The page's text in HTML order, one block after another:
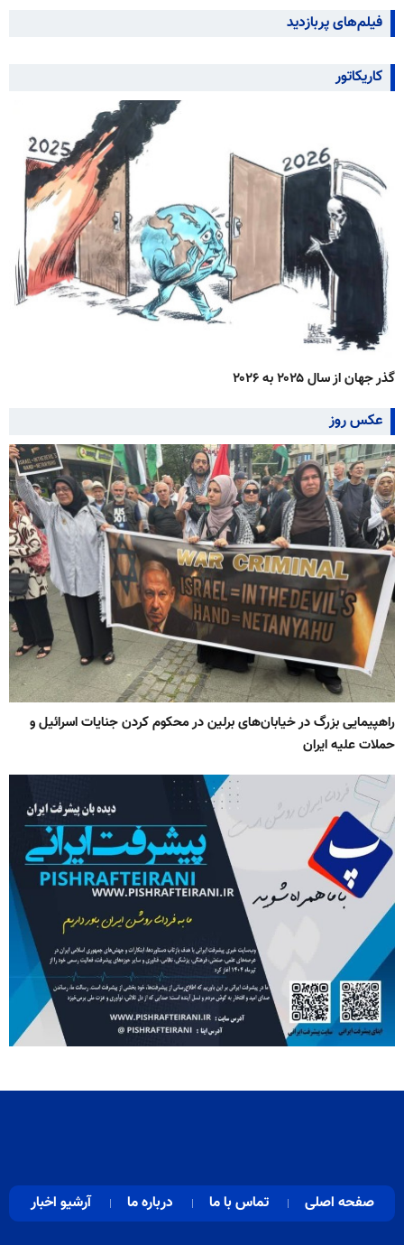
فیلم‌های پربازدید
کاریکاتور
گذر جهان از سال ۲۰۲۵ به ۲۰۲۶
عکس روز
راهپیمایی بزرگ در خیابان‌های برلین در محکوم کردن جنایات اسرائیل و
حملات علیه ایران
صفحه اصلی تماس با ما درباره ما آرشیو اخبار